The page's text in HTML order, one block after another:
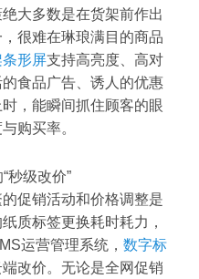
大多数是在货架前作出
很难在琳琅满目的商品
形屏支持高亮度、高对
食品广告、诱人的优惠
，能瞬间抓住顾客的眼
购买率。
秒级改价”
促销活动和价格调整是
质标签更换耗时耗力，
运营管理系统， 数字标
改价。无论是全网促销